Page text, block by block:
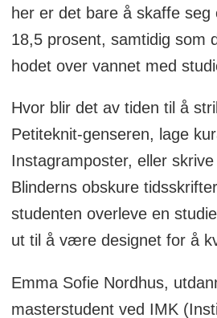
her er det bare å skaffe seg
18,5 prosent, samtidig som
hodet over vannet med
Hvor blir det av tiden til å
Petiteknit-genseren, lage
Instagramposter, eller
Blinderns obskure
studenten overleve en
ut til å være designet for å
Emma Sofie Nordhus,
masterstudent ved IMK